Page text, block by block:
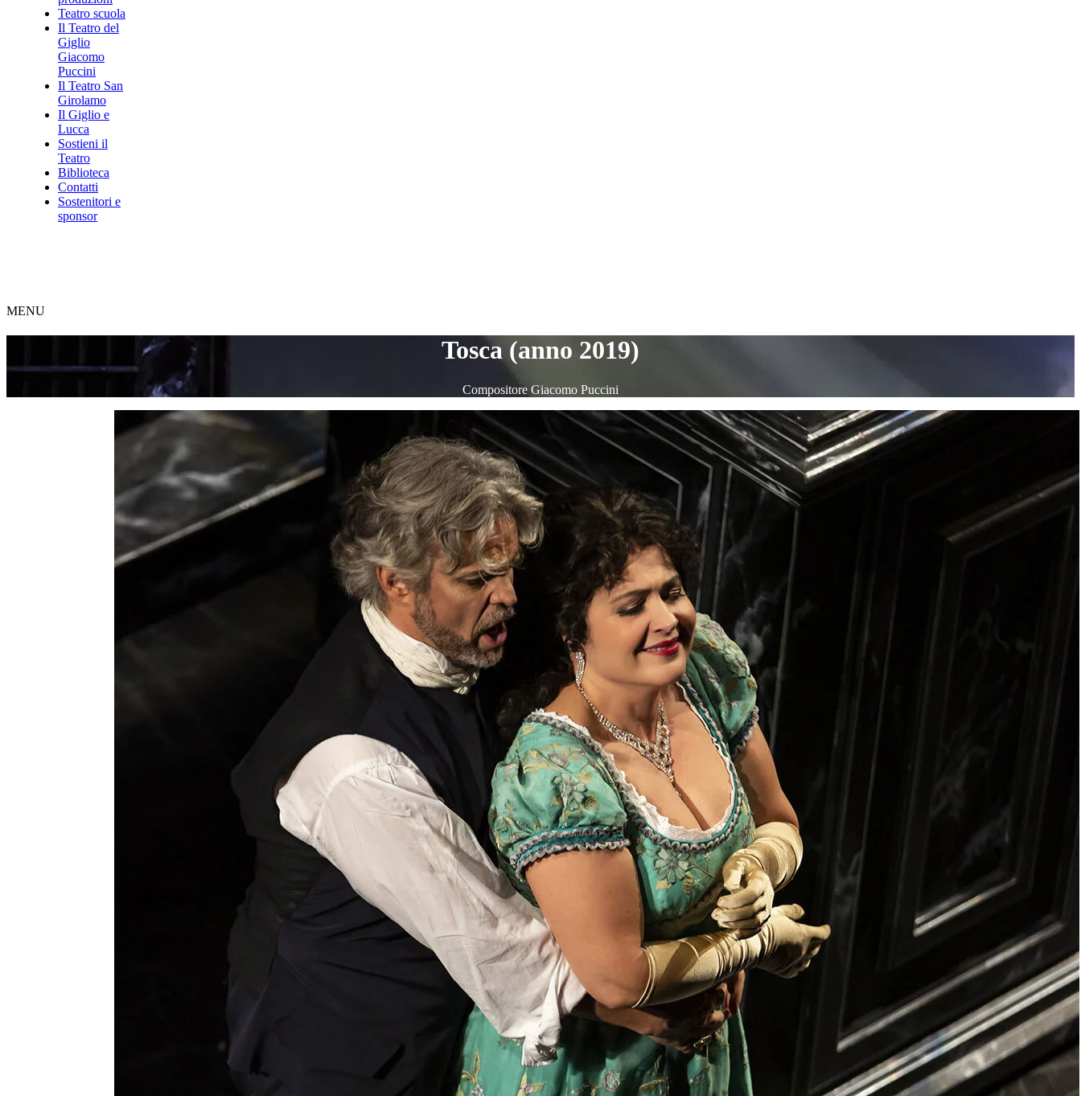
Teatro scuola
Il Teatro del
Giglio
Giacomo
Puccini
Il Teatro San
Girolamo
Il Giglio e
Lucca
Sostieni il
Teatro
Biblioteca
Contatti
Sostenitori e
sponsor
MENU
Tosca (anno 2019)
Compositore Giacomo Puccini